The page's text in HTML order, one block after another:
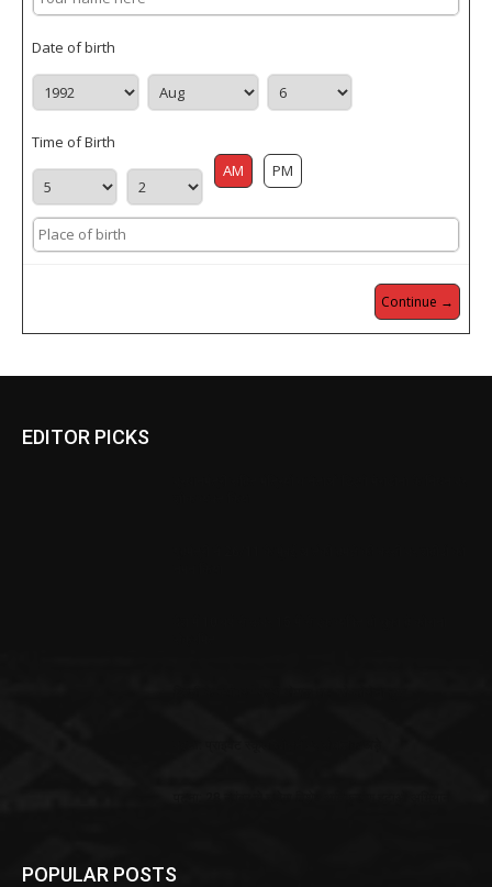
Date of birth
Time of Birth
AM
PM
Continue →
EDITOR PICKS
POPULAR POSTS